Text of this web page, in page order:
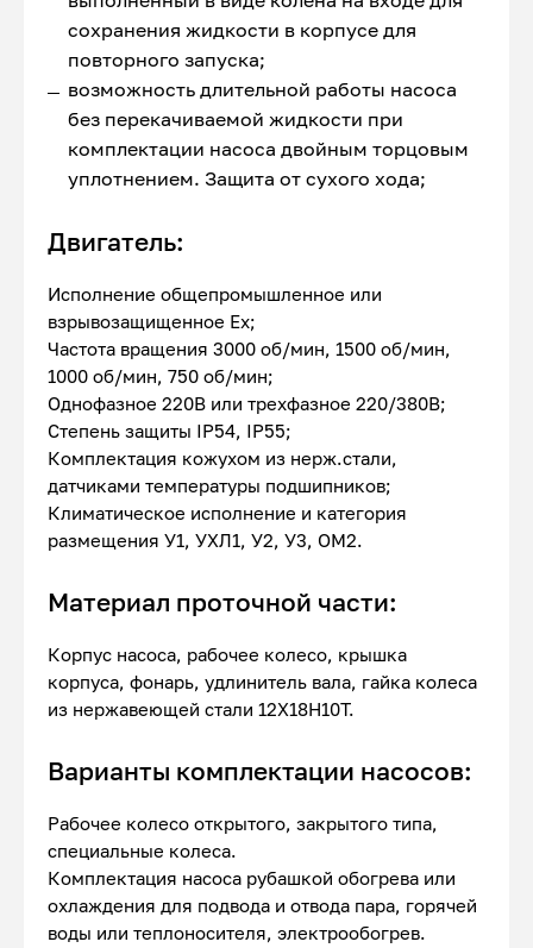
сохранения жидкости в корпусе для
повторного запуска;
возможность длительной работы насоса
без перекачиваемой жидкости при
комплектации насоса двойным торцовым
уплотнением. Защита от сухого хода;
Двигатель:
Исполнение общепромышленное или
взрывозащищенное Ex;
Частота вращения 3000 об/мин, 1500 об/мин,
1000 об/мин, 750 об/мин;
Однофазное 220В или трехфазное 220/380В;
Степень защиты IP54, IP55;
Комплектация кожухом из нерж.стали,
датчиками температуры подшипников;
Климатическое исполнение и категория
размещения У1, УХЛ1, У2, У3, ОМ2.
Материал проточной части:
Корпус насоса, рабочее колесо, крышка
корпуса, фонарь, удлинитель вала, гайка колеса
из нержавеющей стали 12Х18Н10Т.
Варианты комплектации насосов:
Рабочее колесо открытого, закрытого типа,
специальные колеса.
Комплектация насоса рубашкой обогрева или
охлаждения для подвода и отвода пара, горячей
воды или теплоносителя, электрообогрев.